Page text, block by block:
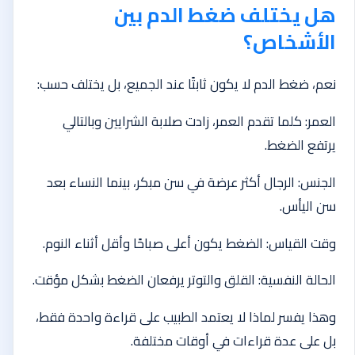
هل يختلف ضغط الدم بين
الأشخاص؟
نعم، ضغط الدم لا يكون ثابتًا عند الجميع، بل يختلف حسب:
العمر: كلما تقدم العمر، زادت صلابة الشرايين وبالتالي
يرتفع الضغط.
الجنس: الرجال أكثر عرضة في سن مبكر، بينما النساء بعد
سن اليأس.
وقت القياس: الضغط يكون أعلى صباحًا وأقل أثناء النوم.
الحالة النفسية: القلق والتوتر يرفعان الضغط بشكل مؤقت.
وهذا يفسر لماذا لا يعتمد الطبيب على قراءة واحدة فقط،
بل على عدة قراءات في أوقات مختلفة.